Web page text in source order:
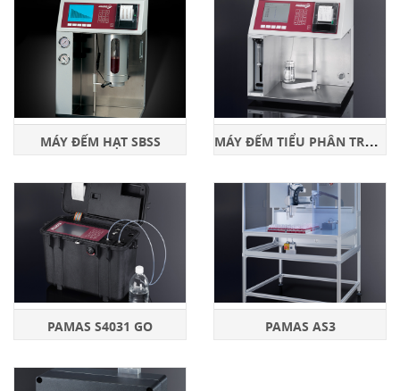
MÁY ĐẾM HẠT SBSS M
ÁY ĐẾM TIỂU PHÂN TRONG CHẤT LỎNG
PAMAS S4031 GO PAMAS AS3